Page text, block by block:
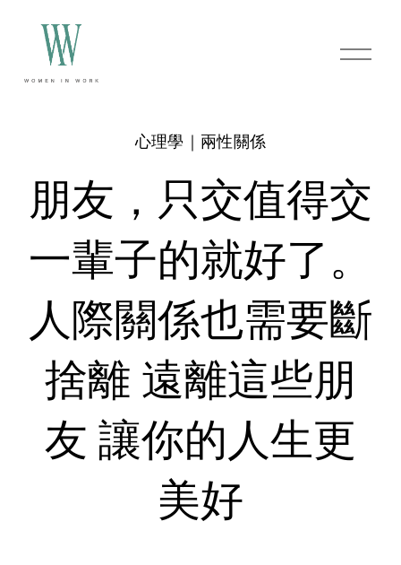
O
p
朋友，只交值得交
一輩子的就好了。
人際關係也需要斷
捨離 遠離這些朋
友 讓你的人生更
美好
心理學｜兩性關係